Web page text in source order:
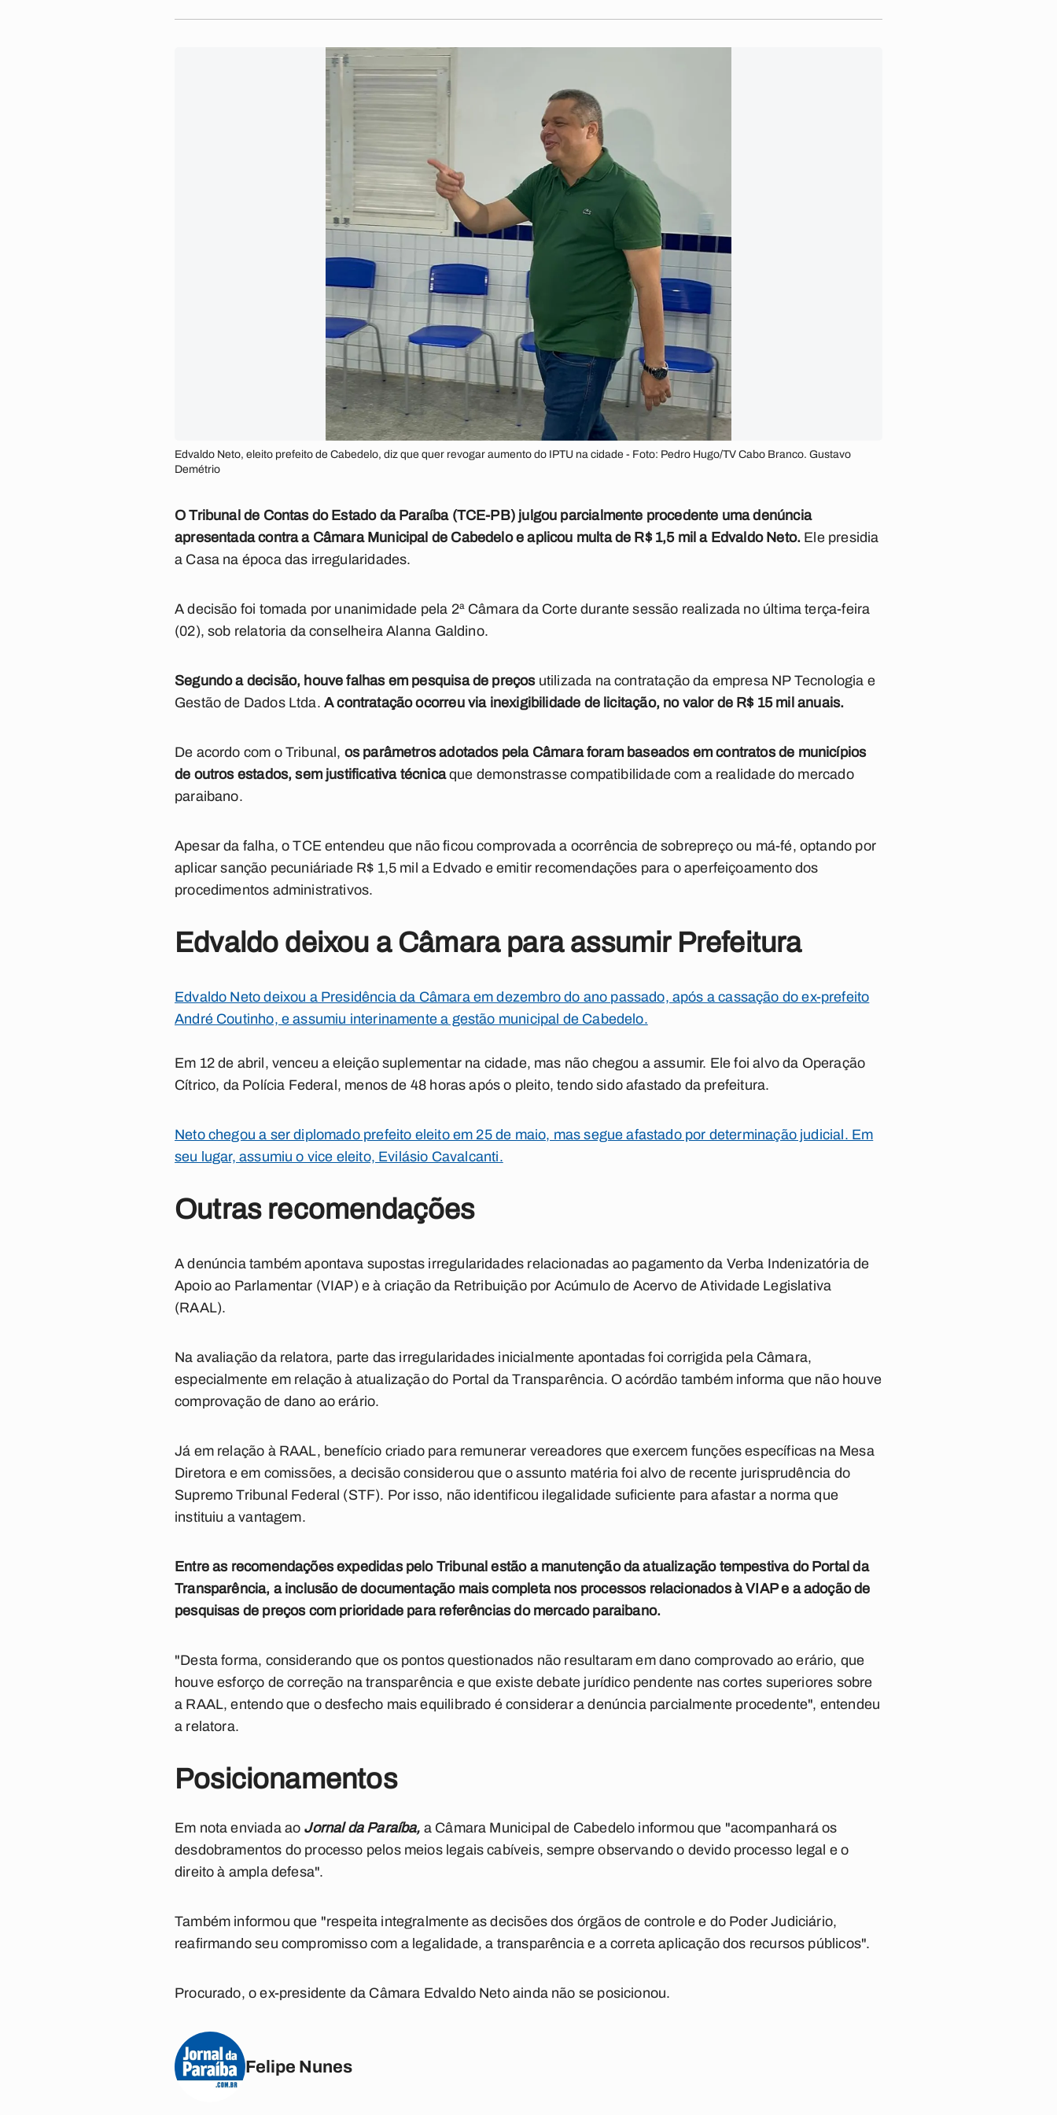
Edvaldo Neto, eleito prefeito de Cabedelo, diz que quer revogar aumento do IPTU na cidade - Foto: Pedro Hugo/TV Cabo Branco. Gustavo
Demétrio
O Tribunal de Contas do Estado da Paraíba (TCE-PB) julgou parcialmente procedente uma denúncia
apresentada contra a Câmara Municipal de Cabedelo e aplicou multa de R$ 1,5 mil a Edvaldo Neto. Ele presidia
a Casa na época das irregularidades.
A decisão foi tomada por unanimidade pela 2ª Câmara da Corte durante sessão realizada no última terça-feira
(02), sob relatoria da conselheira Alanna Galdino.
Segundo a decisão, houve falhas em pesquisa de preços utilizada na contratação da empresa NP Tecnologia e
Gestão de Dados Ltda. A contratação ocorreu via inexigibilidade de licitação, no valor de R$ 15 mil anuais.
De acordo com o Tribunal, os parâmetros adotados pela Câmara foram baseados em contratos de municípios
de outros estados, sem justificativa técnicaque demonstrasse compatibilidade com a realidade do mercado
paraibano.
Apesar da falha, o TCE entendeu que não ficou comprovada a ocorrência de sobrepreço ou má-fé, optando por
aplicar sanção pecuniáriade R$ 1,5 mil a Edvado e emitir recomendações para o aperfeiçoamento dos
procedimentos administrativos.
Edvaldo deixou a Câmara para assumir Prefeitura
Edvaldo Neto deixou a Presidência da Câmara em dezembro do ano passado, após a cassação do ex-prefeito
André Coutinho, e assumiu interinamente a gestão municipal de Cabedelo.
Em 12 de abril, venceu a eleição suplementar na cidade, mas não chegou a assumir. Ele foi alvo da Operação
Cítrico, da Polícia Federal, menos de 48 horas após o pleito, tendo sido afastado da prefeitura.
Neto chegou a ser diplomado prefeito eleito em 25 de maio, mas segue afastado por determinação judicial. Em
seu lugar, assumiu o vice eleito, Evilásio Cavalcanti.
Outras recomendações
A denúncia também apontava supostas irregularidades relacionadas ao pagamento da Verba Indenizatória de
Apoio ao Parlamentar (VIAP) e à criação da Retribuição por Acúmulo de Acervo de Atividade Legislativa
(RAAL).
Na avaliação da relatora, parte das irregularidades inicialmente apontadas foi corrigida pela Câmara,
especialmente em relação à atualização do Portal da Transparência. O acórdão também informa que não houve
comprovação de dano ao erário.
Já em relação à RAAL, benefício criado para remunerar vereadores que exercem funções específicas na Mesa
Diretora e em comissões, a decisão considerou que o assunto matéria foi alvo de recente jurisprudência do
Supremo Tribunal Federal (STF). Por isso, não identificou ilegalidade suficiente para afastar a norma que
instituiu a vantagem.
Entre as recomendações expedidas pelo Tribunal estão a manutenção da atualização tempestiva do Portal da
Transparência, a inclusão de documentação mais completa nos processos relacionados à VIAP e a adoção de
pesquisas de preços com prioridade para referências do mercado paraibano.
"Desta forma, considerando que os pontos questionados não resultaram em dano comprovado ao erário, que
houve esforço de correção na transparência e que existe debate jurídico pendente nas cortes superiores sobre
a RAAL, entendo que o desfecho maisequilibrado é considerar a denúncia parcialmente procedente", entendeu
a relatora.
Posicionamentos
Em nota enviada ao Jornal da Paraíba, a Câmara Municipal de Cabedelo informou que "acompanhará os
desdobramentos do processo pelos meios legais cabíveis, sempre observando o devido processo legal e o
direito à ampla defesa".
Também informou que "respeita integralmente as decisões dos órgãos de controle e do Poder Judiciário,
reafirmando seu compromisso com a legalidade, a transparência e a correta aplicação dos recursos públicos".
Procurado, o ex-presidente da Câmara Edvaldo Neto ainda não se posicionou.
Felipe Nunes